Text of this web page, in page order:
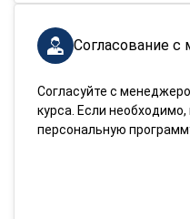
Согласование
Согласуйте с
курса. Если
персональную